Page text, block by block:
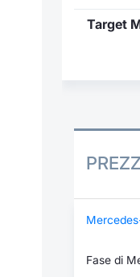
Target
Fase di